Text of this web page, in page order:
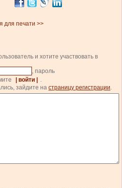
для печати >>
и хотите участвовать в
, пароль
| войти |
.
зайдите на страницу регистрации.